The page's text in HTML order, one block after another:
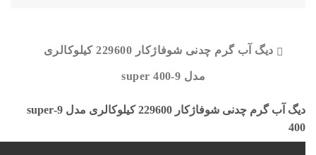
دیگ آب گرم چدنی شوفاژکار 229600 کیلوکالری
مدل 9-super 400
دیگ آب گرم چدنی شوفاژکار 229600 کیلوکالری مدل 9-super
400